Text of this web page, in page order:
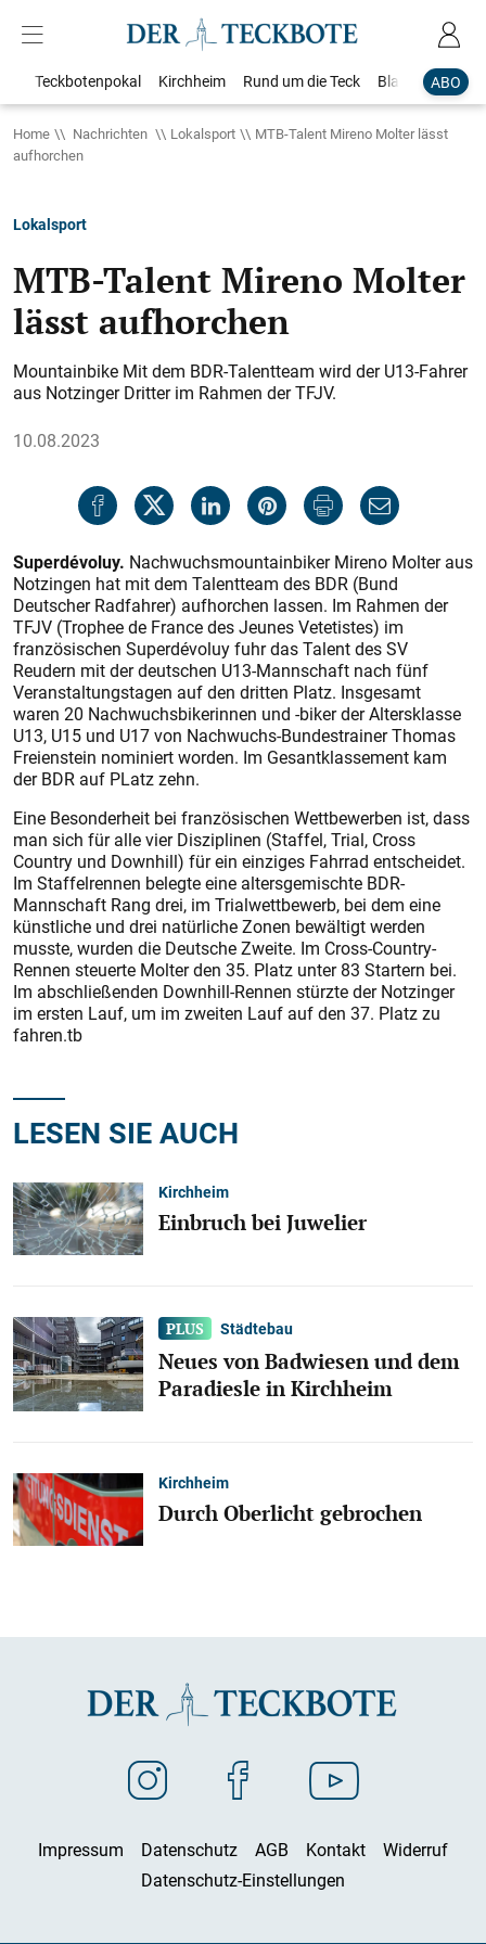
ABO
Teckbotenpokal Kirchheim Rund um die Teck Blaulicht
Home Nachrichten Lokalsport
MTB-Talent Mireno Molter lässt
aufhorchen
Lokalsport
MTB-Talent Mireno Molter
lässt aufhorchen
Mountainbike Mit dem BDR-Talentteam wird der U13-Fahrer
aus Notzinger Dritter im Rahmen der TFJV.
10.08.2023
Superdévoluy. Nachwuchsmountainbiker Mireno Molter aus
Notzingen hat mit dem Talentteam des BDR (Bund
Deutscher Radfahrer) aufhorchen lassen. Im Rahmen der
TFJV (Trophee de France des Jeunes Vetetistes) im
französischen Superdévoluy fuhr das Talent des SV
Reudern mit der deutschen U13-Mannschaft nach fünf
Veranstaltungstagen auf den dritten Platz. Insgesamt
waren 20 Nachwuchsbikerinnen und -biker der Altersklasse
U13, U15 und U17 von Nachwuchs-Bundestrainer Thomas
Freienstein nominiert worden. Im Gesantklassement kam
der BDR auf PLatz zehn.
Eine Besonderheit bei französischen Wettbewerben ist, dass
man sich für alle vier Disziplinen (Staffel, Trial, Cross
Country und Downhill) für ein einziges Fahrrad entscheidet.
Im Staffelrennen belegte eine altersgemischte BDR-
Mannschaft Rang drei, im Trialwettbewerb, bei dem eine
künstliche und drei natürliche Zonen bewältigt werden
musste, wurden die Deutsche Zweite. Im Cross-Country-
Rennen steuerte Molter den 35. Platz unter 83 Startern bei.
Im abschließenden Downhill-Rennen stürzte der Notzinger
im ersten Lauf, um im zweiten Lauf auf den 37. Platz zu
fahren.tb
LESEN SIE AUCH
Kirchheim
Einbruch bei Juwelier
Städtebau
Neues von Badwiesen und dem
Paradiesle in Kirchheim
Kirchheim
Durch Oberlicht gebrochen
Impressum Datenschutz AGB Kontakt
Widerruf
Datenschutz-Einstellungen